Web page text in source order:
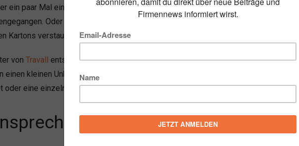
ein paar Mal ein und aus und schon sind auf mysteriöse Art und
Oder es stand vielleicht ein Umzug an, alles wurde
Kartons verstaut und danach sind Kleinteile nicht mehr aufzufinden.
von Travall entscheidet, ist das aber überhaupt kein Problem.
kleinen Unkostenbeitrag gerne nach – ob es sich dabei nun um
eine einzelne Schraube handelt.